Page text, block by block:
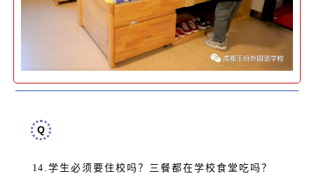
Q
14. 学生必须要住校吗？三餐都在学校食堂吃吗？